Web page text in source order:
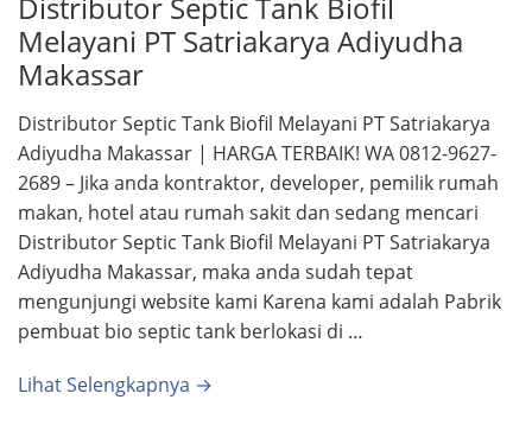
Melayani PT Satriakarya Adiyudha
Makassar
Distributor Septic Tank Biofil Melayani PT Satriakarya
Adiyudha Makassar | HARGA TERBAIK! WA 0812-9627-
2689 – Jika anda kontraktor, developer, pemilik rumah
makan, hotel atau rumah sakit dan sedang mencari
Distributor Septic Tank Biofil Melayani PT Satriakarya
Adiyudha Makassar, maka anda sudah tepat
mengunjungi website kami Karena kami adalah Pabrik
pembuat bio septic tank berlokasi di …
Lihat Selengkapnya →